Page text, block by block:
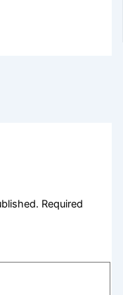
Required